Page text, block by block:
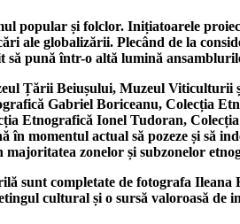
popular și folclor. Inițiatoarele
ale globalizării. Plecând de la
pună într-o altă lumină
Țării Beiușului, Muzeul
Gabriel Boriceanu, Colecția
Etnografică Ionel Tudoran,
momentul actual să pozeze și să
majoritatea zonelor și subzonelor
sunt completate de fotografa
cultural și o sursă valoroasă de